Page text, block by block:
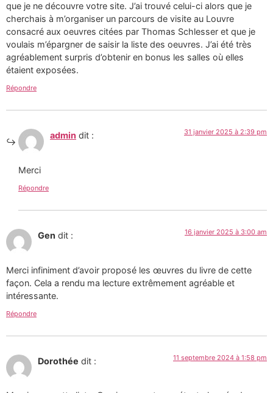
que je ne découvre votre site. J’ai trouvé celui-ci alors que je
cherchais à m’organiser un parcours de visite au Louvre
consacré aux oeuvres citées par Thomas Schlesser et que je
voulais m’épargner de saisir la liste des oeuvres. J’ai été très
agréablement surpris d’obtenir en bonus les salles où elles
étaient exposées.
Répondre
admin dit : 31 janvier 2025 à 2:39 pm
Merci
Répondre
Gen dit : 16 janvier 2025 à 3:00 am
Merci infiniment d’avoir proposé les œuvres du livre de cette
façon. Cela a rendu ma lecture extrêmement agréable et
intéressante.
Répondre
Dorothée dit : 11 septembre 2024 à 1:58 pm